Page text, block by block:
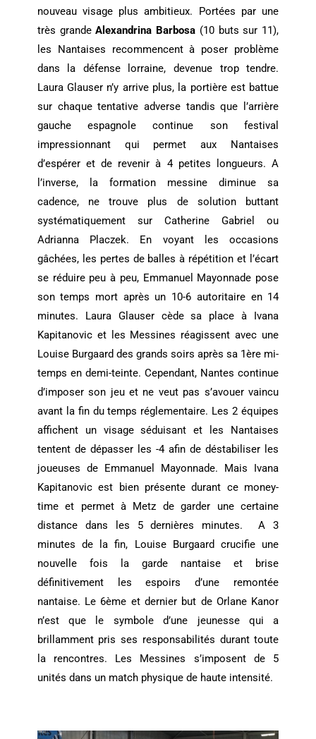
nouveau visage plus ambitieux. Portées par une
très grandeAlexandrina Barbosa (10 buts sur 11),
les Nantaises recommencent à poser problème
dans la défense lorraine, devenue trop tendre.
Laura Glauser n’y arrive plus, la portière est battue
sur chaque tentative adverse tandis que l’arrière
gauche espagnole continue son festival
impressionnant qui permet aux Nantaises
d’espérer et de revenir à 4 petites longueurs. A
l’inverse, la formation messine diminue sa
cadence, ne trouve plus de solution buttant
systématiquement sur Catherine Gabriel ou
Adrianna Placzek. En voyant les occasions
gâchées, les pertes de balles à répétition et l’écart
se réduire peu à peu, Emmanuel Mayonnade pose
son temps mort après un 10-6 autoritaire en 14
minutes. Laura Glauser cède sa place à Ivana
Kapitanovic et les Messines réagissent avec une
Louise Burgaard des grands soirs après sa 1ère mi-
temps en demi-teinte. Cependant, Nantes continue
d’imposer son jeu et ne veut pas s’avouer vaincu
avant la fin du temps réglementaire. Les 2 équipes
affichent un visage séduisant et les Nantaises
tentent de dépasser les -4 afin de déstabiliser les
joueuses de Emmanuel Mayonnade. Mais Ivana
Kapitanovic est bien présente durant ce money-
time et permet à Metz de garder une certaine
distance dans les 5 dernières minutes. A 3
minutes de la fin, Louise Burgaard crucifie une
nouvelle fois la garde nantaise et brise
définitivement les espoirs d’une remontée
nantaise. Le 6ème et dernier but de Orlane Kanor
n’est que le symbole d’une jeunesse qui a
brillamment pris ses responsabilités durant toute
la rencontres. Les Messines s’imposent de 5
unités dans un match physique de haute intensité.